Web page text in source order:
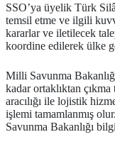
SSO’ya üyelik Türk
temsil etme ve ilgili
kararlar ve iletilecek
koordine edilerek ülke
Milli Savunma
kadar ortaklıktan
aracılığı ile lojistik
işlemi tamamlanmış
Savunma Bakanlığı